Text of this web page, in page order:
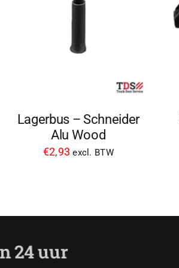
Lagerbus – Schneider
Alu Wood
€2,93 excl. BTW